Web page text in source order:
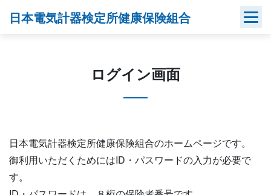
日本電気計器検定所健康保険組合
ログイン画面
日本電気計器検定所健康保険組合のホームページです。
御利用いただくためにはID・パスワードの入力が必要で
す。